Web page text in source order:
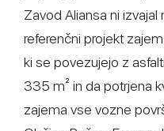
Zavod Aliansa ni
referenčni projekt
ki se povezujejo z
335 m² in da potrjena
zajema vse vozne